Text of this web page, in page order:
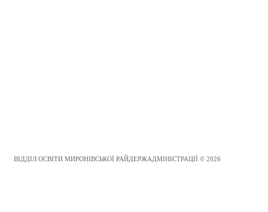
ВІДДІЛ ОСВІТИ МИРОНІВСЬКОЇ РАЙДЕРЖАДМІНІСТРАЦІЇ © 2026